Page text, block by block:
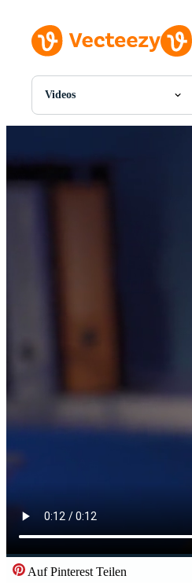
Videos
Alle Bilder
PSDs
SVGs
Auf Pinterest Teilen